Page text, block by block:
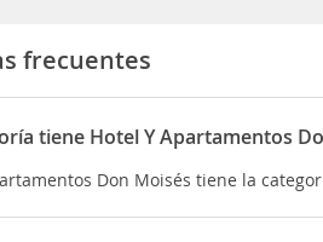
frecuentes
tiene Hotel Y Apartamentos
Don Moisés tiene la